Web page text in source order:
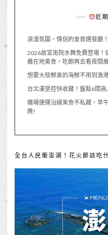
近
浪漫氛圍，情侶約會首選餐廳
2026故宮南院水舞免費登場！
義在地美食，吃飽再去看夜間
想要大啖鮮美的海鮮不用到漁
台北漢堡控快收藏！盤點6間
機場捷運沿線美食不私藏，早
晚!
全台人民衝澎湖！花火節該吃